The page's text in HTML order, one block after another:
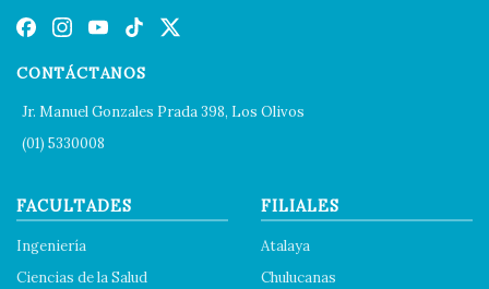
CONTÁCTANOS
Jr. Manuel Gonzales Prada 398, Los Olivos
(01) 5330008
FACULTADES
Ingeniería
Ciencias de la Salud
FILIALES
Atalaya
Chulucanas